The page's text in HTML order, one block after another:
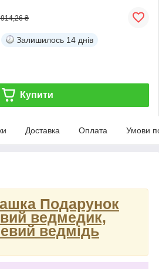
₴
Залишилось 14 днів
Купити
Доставка Оплата Умови
Подарунок
ведмедик,
ведмідь